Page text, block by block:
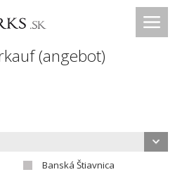
(angebot)
Banská Štiavnica